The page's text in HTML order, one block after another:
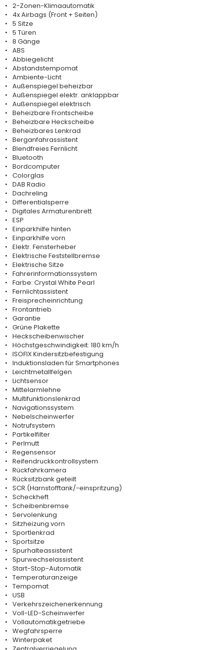
2-Zonen-Klimaautomatik
4x Airbags (Front + Seiten)
5 Sitze
5 Türen
8 Gänge
ABS
Abbiegelicht
Abstandstempomat
Ambiente-Licht
Außenspiegel beheizbar
Außenspiegel elektr. anklappbar
Außenspiegel elektrisch
Beheizbare Frontscheibe
Beheizbare Heckscheibe
Beheizbares Lenkrad
Berganfahrassistent
Blendfreies Fernlicht
Bluetooth
Bordcomputer
Colorglas
DAB Radio
Dachreling
Differentialsperre
Digitales Armaturenbrett
ESP
Einparkhilfe hinten
Einparkhilfe vorn
Elektr. Fensterheber
Elektrische Feststellbremse
Elektrische Sitze
Fahrerinformationssystem
Farbe: Crystal White Pearl
Fernlichtassistent
Freisprecheinrichtung
Frontantrieb
Garantie
Grüne Plakette
Heckscheibenwischer
Höchstgeschwindigkeit: 180 km/h
ISOFIX Kindersitzbefestigung
Induktionsladen für Smartphones
Leichtmetallfelgen
Lichtsensor
Mittelarmlehne
Multifunktionslenkrad
Navigationssystem
Nebelscheinwerfer
Notrufsystem
Partikelfilter
Perlmutt
Regensensor
Reifendruckkontrollsystem
Rückfahrkamera
Rücksitzbank geteilt
SCR (Harnstofftank/-einspritzung)
Scheckheft
Scheibenbremse
Servolenkung
Sitzheizung vorn
Sportlenkrad
Sportsitze
Spurhalteassistent
Spurwechselassistent
Start-Stop-Automatik
Temperaturanzeige
Tempomat
USB
Verkehrszeichenerkennung
Voll-LED-Scheinwerfer
Vollautomatikgetriebe
Wegfahrsperre
Winterpaket